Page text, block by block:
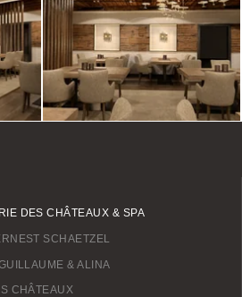
DES CHÂTEAUX & SPA
SCHAETZEL
& ALINA
CHÂTEAUX